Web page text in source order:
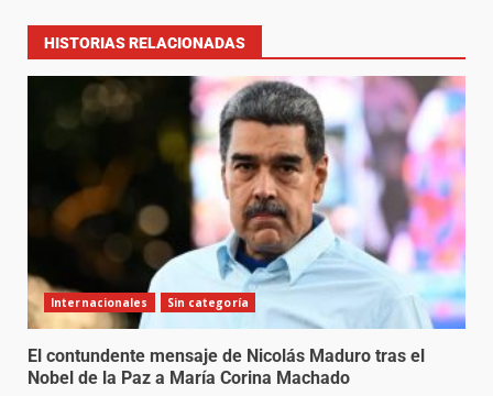
HISTORIAS RELACIONADAS
Internacionales Sin categoría
El contundente mensaje de Nicolás Maduro tras el
Nobel de la Paz a María Corina Machado